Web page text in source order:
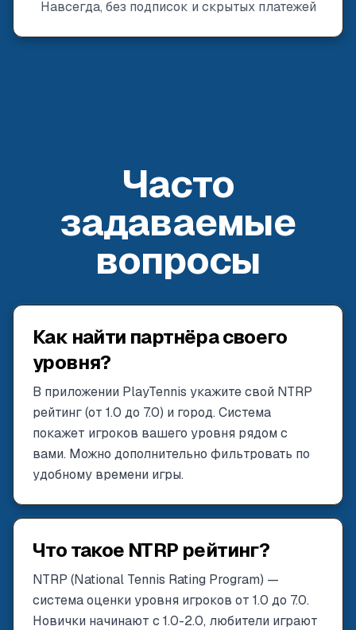
Навсегда, без подписок и скрытых платежей
Часто
задаваемые
вопросы
Как найти партнёра своего
уровня?
В приложении PlayTennis укажите свой NTRP
рейтинг (от 1.0 до 7.0) и город. Система
покажет игроков вашего уровня рядом с
вами. Можно дополнительно фильтровать по
удобному времени игры.
Что такое NTRP рейтинг?
NTRP (National Tennis Rating Program) —
система оценки уровня игроков от 1.0 до 7.0.
Новички начинают с 1.0-2.0, любители играют